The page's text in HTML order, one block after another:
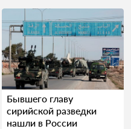
Бывшего главу
сирийской разведки
нашли в России